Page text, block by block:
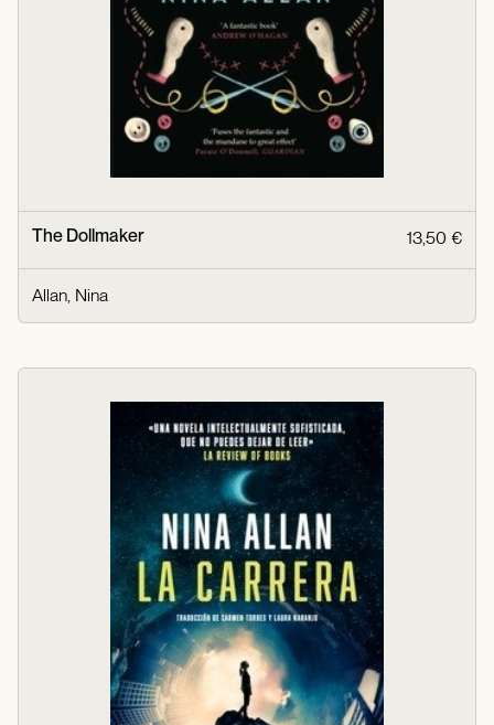
The Dollmaker 13,50 €
Allan, Nina